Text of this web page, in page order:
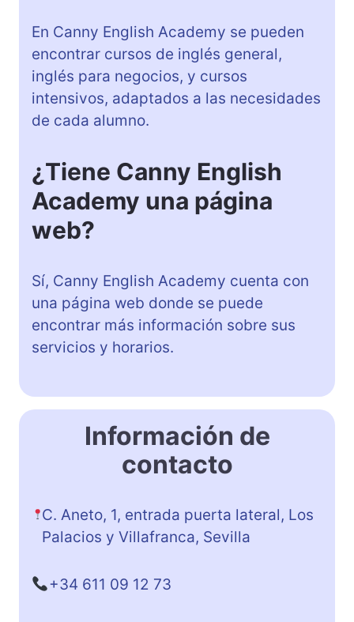
En Canny English Academy se pueden
encontrar cursos de inglés general,
inglés para negocios, y cursos
intensivos, adaptados a las necesidades
de cada alumno.
¿Tiene Canny English
Academy una página
web?
Sí, Canny English Academy cuenta con
una página web donde se puede
encontrar más información sobre sus
servicios y horarios.
Información de
contacto
C. Aneto, 1, entrada puerta lateral, Los
Palacios y Villafranca, Sevilla
+34 611 09 12 73